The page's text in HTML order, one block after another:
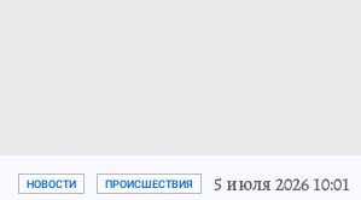
НОВОСТИ ПРОИСШЕСТВИЯ 5 июля 2026 10:01